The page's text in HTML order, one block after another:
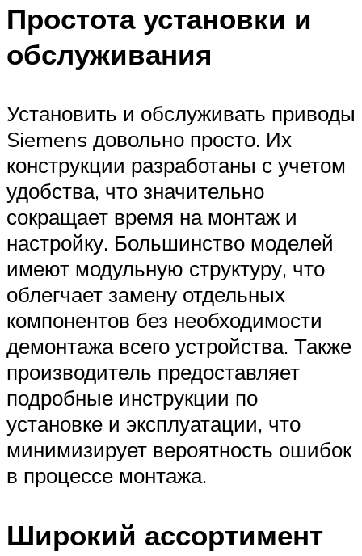
Простота установки и
обслуживания
Установить и обслуживать приводы
Siemens довольно просто. Их
конструкции разработаны с учетом
удобства, что значительно
сокращает время на монтаж и
настройку. Большинство моделей
имеют модульную структуру, что
облегчает замену отдельных
компонентов без необходимости
демонтажа всего устройства. Также
производитель предоставляет
подробные инструкции по
установке и эксплуатации, что
минимизирует вероятность ошибок
в процессе монтажа.
Широкий ассортимент